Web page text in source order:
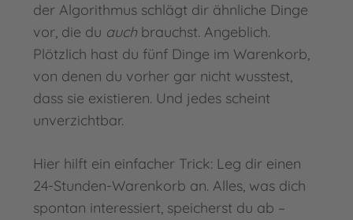
der Algorithmus schlägt dir ähnliche Dinge
vor, die du auch brauchst. Angeblich.
Plötzlich hast du fünf Dinge im Warenkorb,
von denen du vorher gar nicht wusstest,
dass sie existieren. Und jedes scheint
unverzichtbar.
Hier hilft ein einfacher Trick: Leg dir einen
24-Stunden-Warenkorb an. Alles, was dich
spontan interessiert, speicherst du ab –